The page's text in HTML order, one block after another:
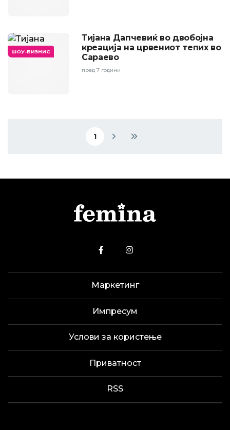
ШОУ-БИЗНИС
Тијана Дапчевиќ во двобојна
креација на црвениот тепих во
Сараево
пред 7 години
Current page
1 Next pageLast page
Маркетинг
Импресум
Услови за користење
Приватност
RSS